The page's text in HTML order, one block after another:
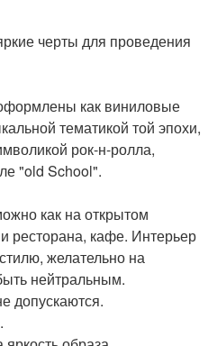
черты для проведения
как виниловые
тематикой той эпохи,
рок-н-ролла,
"old School".
как на открытом
ресторана, кафе. Интерьер
желательно на
нейтральным.
допускаются.